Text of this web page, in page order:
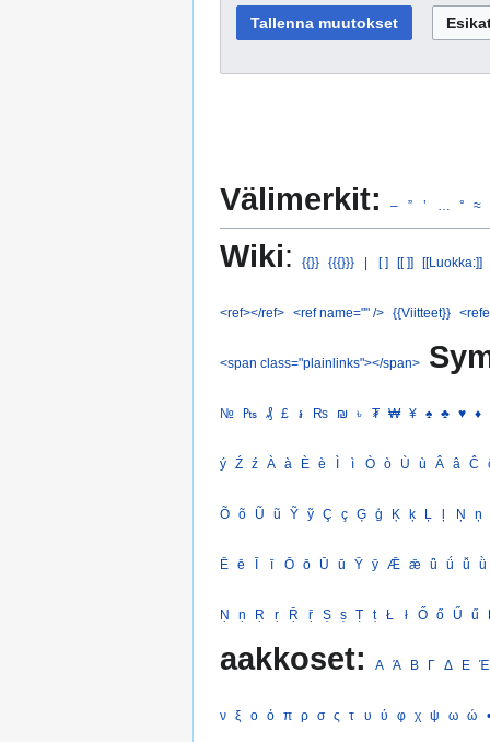
Välimerkit: – ” ’ ° ≈
Wiki: {{}} {{{}}} | [ ] [[ ]] [[Luokka:]]
<ref></ref> <ref name="" /> {{Viitteet}}
<span class="plainlinks"></span>
№ ₧ ₰ £ ៛ ₨ ₪ ৳ ₮ ₩ ¥ ♠ ♣ ♥ ♦
ý Ź ź À à È è Ì ì Ò ò Ù ù Â â Ĉ
Õ õ Ũ ũ Ỹ ỹ Ç ç Ģ ģ Ķ ķ Ļ ļ Ņ ņ
Ē ē Ī ī Ō ō Ū ū Ȳ ȳ Ǣ ǣ ǖ ǘ ǚ ǜ
Ṇ ṇ Ṛ ṛ Ṝ ṝ Ṣ ṣ Ṭ ṭ Ł ł Ő ő Ű ű
aakkoset: Α Ά Β Γ Δ Ε Έ
ν ξ ο ό π ρ σ ς τ υ ύ φ χ ψ ω ώ •